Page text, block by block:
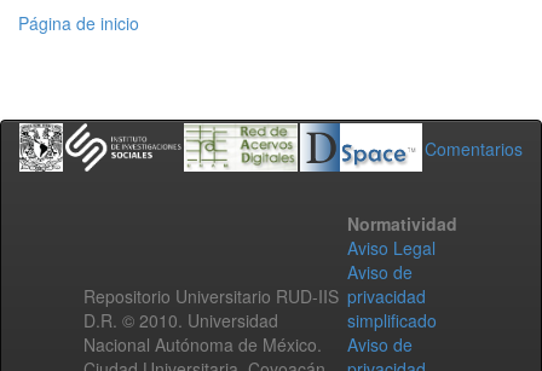
Página de inicio
Comentarios
Repositorio Universitario RUD-IIS
D.R. © 2010. Universidad
Nacional Autónoma de México.
Normatividad
Aviso Legal
Aviso de
privacidad
simplificado
Aviso de